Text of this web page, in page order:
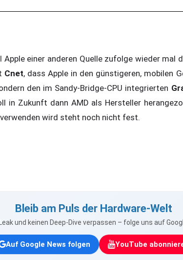
Apple einer anderen Quelle zufolge wieder mal
Cnet, dass Apple in den günstigeren, mobilen
den im Sandy-Bridge-CPU integrierten
in Zukunft dann AMD als Hersteller
wird steht noch nicht fest.
Bleib am Puls der Hardware-Welt
und keinen Deep-Dive verpassen – folge uns auf
Auf Google News folgen YouTube